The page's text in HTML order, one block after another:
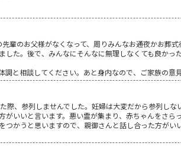
輩のお父様がなくなって、周りみんなお通夜かお葬
した。後で、みんなにそんなに無理しなくても良か
と相談してください。あと身内なので、ご家族の意
際、参列しませんでした。妊婦は大変だから参列し
がいいと言います。悪い霊が集まり、赤ちゃんをさ
つかうと思いますので、親御さんと話し合った方が